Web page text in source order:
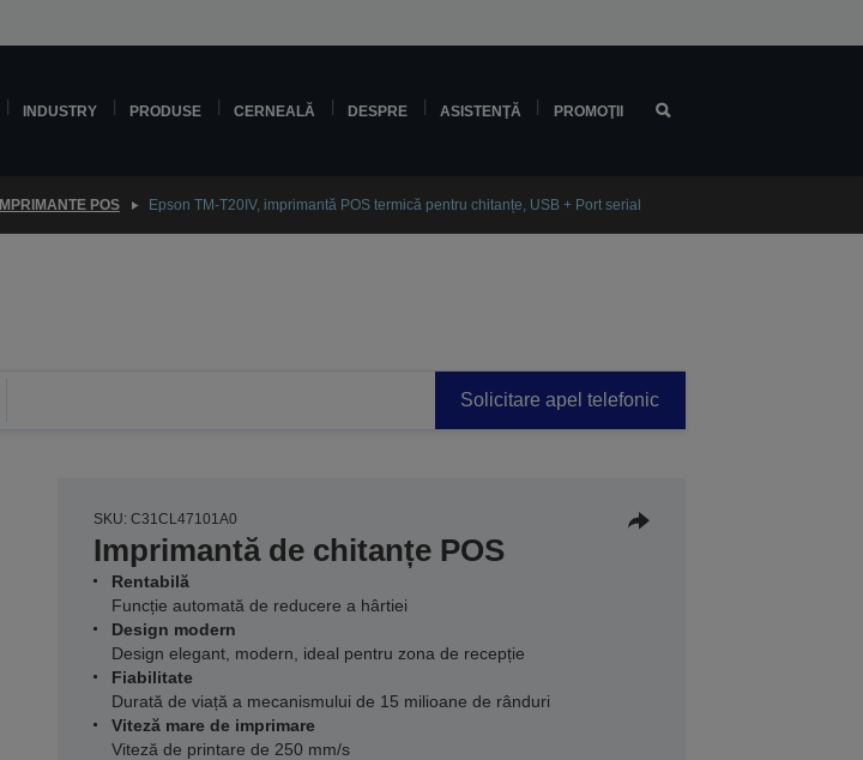
INDUSTRY PRODUSE CERNEALĂ DESPRE ASISTENŢĂ PROMOŢII
IMPRIMANTE POS Epson TM-T20IV, imprimantă POS termică pentru chitanțe, USB + Port serial
Solicitare apel telefonic
SKU: C31CL47101A0
Imprimantă de chitanțe POS
Rentabilă
Funcție automată de reducere a hârtiei
Design modern
Design elegant, modern, ideal pentru zona de recepție
Fiabilitate
Durată de viață a mecanismului de 15 milioane de rânduri
Viteză mare de imprimare
Viteză de printare de 250 mm/s